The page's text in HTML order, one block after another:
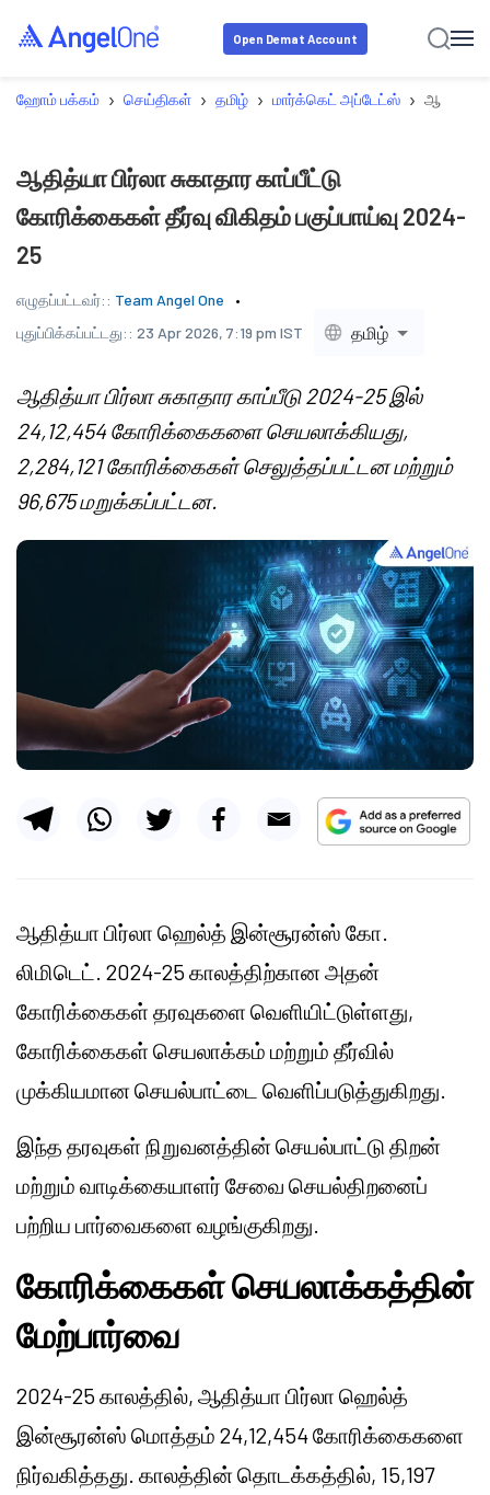
Open Demat Account
ஹோம் பக்கம் › செய்திகள் › தமிழ் › மார்க்கெட் அப்டேட்ஸ் › ஆதித்யா
ஆதித்யா பிர்லா சுகாதார காப்பீட்டு
கோரிக்கைகள் தீர்வு விகிதம் பகுப்பாய்வு 2024-
25
எழுதப்பட்டவர்:: Team Angel One
புதுப்பிக்கப்பட்டது:: 23 Apr 2026, 7:19 pm IST தமிழ்
ஆதித்யா பிர்லா சுகாதார காப்பீடு 2024-25 இல்
24,12,454 கோரிக்கைகளை செயலாக்கியது,
2,284,121 கோரிக்கைகள் செலுத்தப்பட்டன மற்றும்
96,675 மறுக்கப்பட்டன.
ஆதித்யா பிர்லா ஹெல்த் இன்சூரன்ஸ் கோ.
லிமிடெட். 2024-25 காலத்திற்கான அதன்
கோரிக்கைகள் தரவுகளை வெளியிட்டுள்ளது,
கோரிக்கைகள் செயலாக்கம் மற்றும் தீர்வில்
முக்கியமான செயல்பாட்டை வெளிப்படுத்துகிறது.
இந்த தரவுகள் நிறுவனத்தின் செயல்பாட்டு திறன்
மற்றும் வாடிக்கையாளர் சேவை செயல்திறனைப்
பற்றிய பார்வைகளை வழங்குகிறது.
கோரிக்கைகள் செயலாக்கத்தின்
மேற்பார்வை
2024-25 காலத்தில், ஆதித்யா பிர்லா ஹெல்த்
இன்சூரன்ஸ் மொத்தம் 24,12,454 கோரிக்கைகளை
நிர்வகித்தது. காலத்தின் தொடக்கத்தில், 15,197